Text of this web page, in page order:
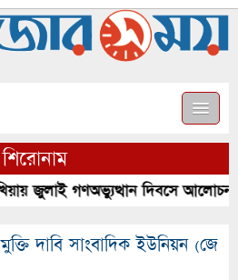
শিরোনাম
জুলাই গণঅভ্যুত্থান দিবসে আলোচনা,
দাবি সাংবাদিক ইউনিয়ন (জে